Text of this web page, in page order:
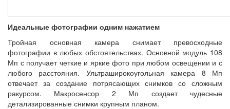
Идеальные фотографии одним нажатием
Тройная основная камера снимает превосходные
фотографии в любых обстоятельствах. Основной модуль 108
Мп с получает четкие и яркие фото при любом освещении и с
любого расстояния. Ультраширокоугольная камера 8 Мп
отвечает за создание потрясающих снимков со сложным
ракурсом. Макросенсор 2 Мп создает чудесные
детализированные снимки крупным планом.